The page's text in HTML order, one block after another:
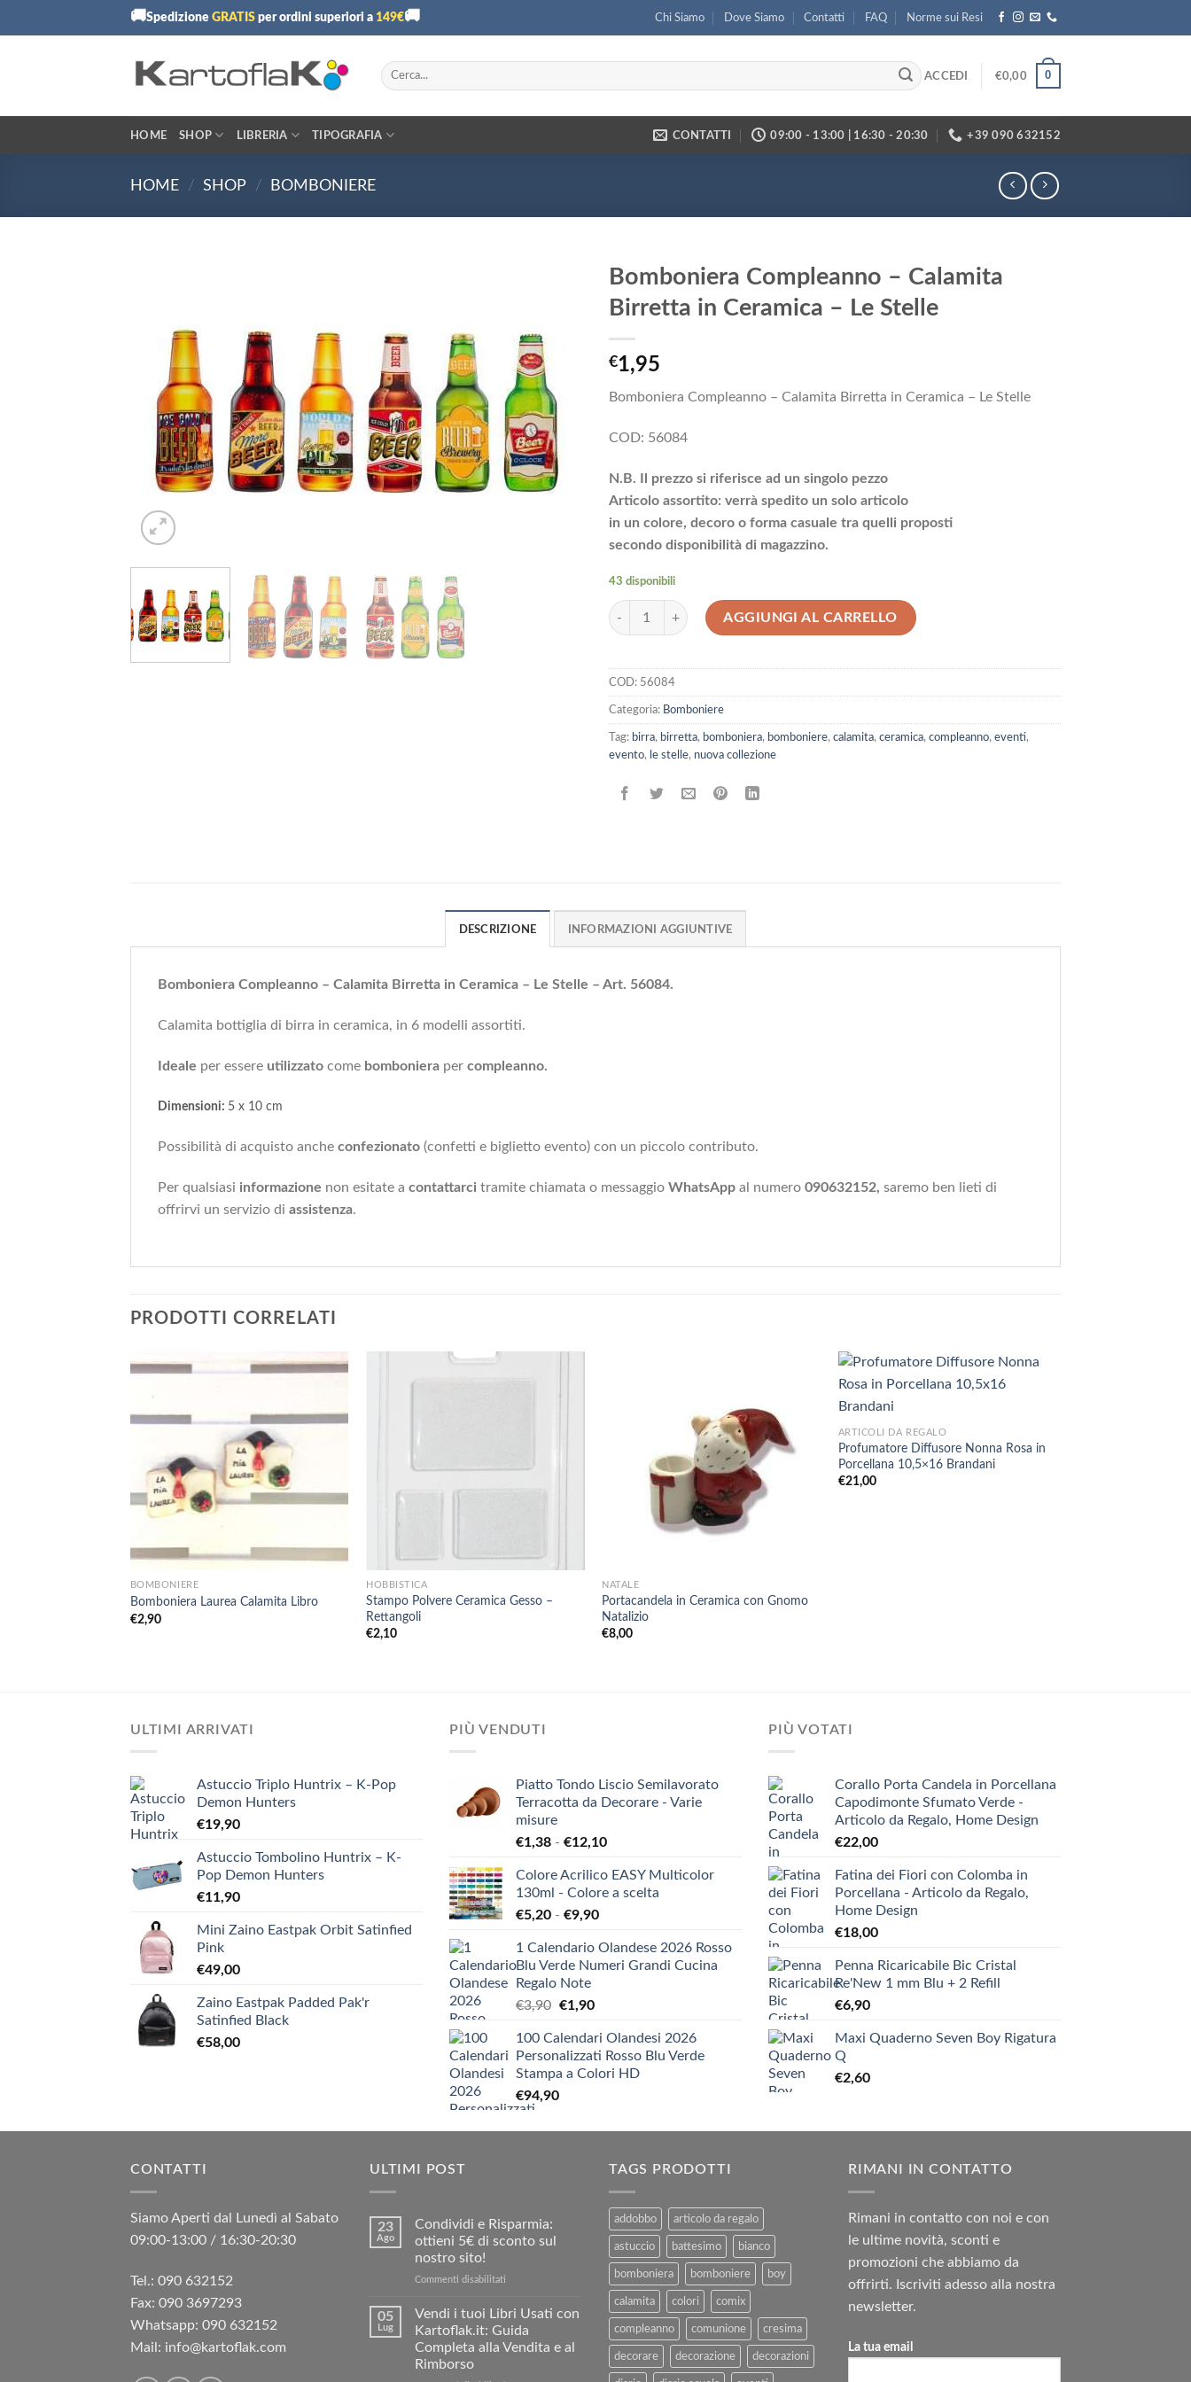
🚚Spedizione GRATIS per ordini superiori a 149€🚚 Chi Siamo Dove Siamo Contatti FAQ Norme sui Resi
Cerca:
ACCEDI €0,00 0
HOME SHOP LIBRERIA TIPOGRAFIA CONTATTI 09:00 - 13:00 | 16:30 - 20:30 +39 090 632152
HOME / SHOP / BOMBONIERE
Bomboniera Compleanno – Calamita
Birretta in Ceramica – Le Stelle
€1,95
Bomboniera Compleanno – Calamita Birretta in Ceramica – Le Stelle
COD: 56084
N.B. Il prezzo si riferisce ad un singolo pezzo
Articolo assortito: verrà spedito un solo articolo
in un colore, decoro o forma casuale tra quelli proposti
secondo disponibilità di magazzino.
43 disponibili
Bomboniera Compleanno - Calamita Birretta in Ceramica - Le Stelle quantità
AGGIUNGI AL CARRELLO
COD: 56084
Categoria: Bomboniere
Tag: birra, birretta, bomboniera, bomboniere, calamita, ceramica, compleanno, eventi,
evento, le stelle, nuova collezione
DESCRIZIONE INFORMAZIONI AGGIUNTIVE
Bomboniera Compleanno – Calamita Birretta in Ceramica – Le Stelle – Art. 56084.
Calamita bottiglia di birra in ceramica, in 6 modelli assortiti.
Ideale per essere utilizzato come bomboniera per compleanno.
Dimensioni: 5 x 10 cm
Possibilità di acquisto anche confezionato (confetti e biglietto evento) con un piccolo contributo.
Per qualsiasi informazione non esitate a contattarci tramite chiamata o messaggio WhatsApp al numero 090632152, saremo ben lieti di
offrirvi un servizio di assistenza.
PRODOTTI CORRELATI
BOMBONIERE
Bomboniera Laurea Calamita Libro
€2,90
HOBBISTICA
Stampo Polvere Ceramica Gesso –
Rettangoli
€2,10
NATALE
Portacandela in Ceramica con Gnomo
Natalizio
€8,00
ARTICOLI DA REGALO
Profumatore Diffusore Nonna Rosa in
Porcellana 10,5×16 Brandani
€21,00
ULTIMI ARRIVATI
Astuccio Triplo Huntrix – K-Pop
Demon Hunters
€19,90
Astuccio Tombolino Huntrix – K-
Pop Demon Hunters
€11,90
Mini Zaino Eastpak Orbit Satinfied
Pink
€49,00
Zaino Eastpak Padded Pak'r
Satinfied Black
€58,00
PIÙ VENDUTI
Piatto Tondo Liscio Semilavorato
Terracotta da Decorare - Varie
misure
€1,38 - €12,10Fascia
prezzo:
da
€12,10
Colore Acrilico EASY Multicolor
130ml - Colore a scelta
€5,20 - €9,90Fascia
prezzo:
da
1 Calendario Olandese 2026 Rosso
Blu Verde Numeri Grandi Cucina
Regalo Note
€3,90 Il
originale
era:
€3,90.
€1,90Il
attuale
è:
€1,90.
100 Calendari Olandesi 2026
Personalizzati Rosso Blu Verde
Stampa a Colori HD
€94,90
PIÙ VOTATI
Corallo Porta Candela in Porcellana
Capodimonte Sfumato Verde -
Articolo da Regalo, Home Design
€22,00
Fatina dei Fiori con Colomba in
Porcellana - Articolo da Regalo,
Home Design
€18,00
Penna Ricaricabile Bic Cristal
Re'New 1 mm Blu + 2 Refill
€6,90
Maxi Quaderno Seven Boy Rigatura
Q
€2,60
CONTATTI
Siamo Aperti dal Lunedì al Sabato
09:00-13:00 / 16:30-20:30
Tel.: 090 632152
Fax: 090 3697293‬
Whatsapp: 090 632152
Mail: info@kartoflak.com
ULTIMI POST
23
Ago
Condividi e Risparmia:
ottieni 5€ di sconto sul
nostro sito!
Commenti disabilitati
Risparmia:
5€
05
Lug
Vendi i tuoi Libri Usati con
Kartoflak.it: Guida
Completa alla Vendita e al
Rimborso
TAGS PRODOTTI
addobbo articolo da regalo
astuccio battesimo bianco
bomboniera bomboniere boy
calamita colori comix
compleanno comunione cresima
decorare decorazione decorazioni
RIMANI IN CONTATTO
Rimani in contatto con noi e con
le ultime novità, sconti e
promozioni che abbiamo da
offrirti. Iscriviti adesso alla nostra
newsletter.
La tua email